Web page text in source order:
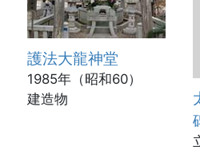
護法大龍神堂
1985年（昭和60）
建造物